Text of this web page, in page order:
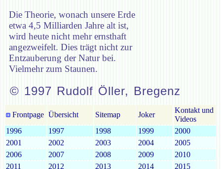
Die Theorie, wonach unsere Erde
etwa 4,5 Milliarden Jahre alt ist,
wird heute nicht mehr ernsthaft
angezweifelt. Dies trägt nicht zur
Entzauberung der Natur bei.
Vielmehr zum Staunen.
© 1997 Rudolf Öller, Bregenz
Frontpage Übersicht Sitemap Joker
Kontakt und
Videos
1996
1997 1998 1999
2000
2001
2002 2003 2004
2005
2006
2007 2008 2009
2010
2011
2012 2013 2014 2015